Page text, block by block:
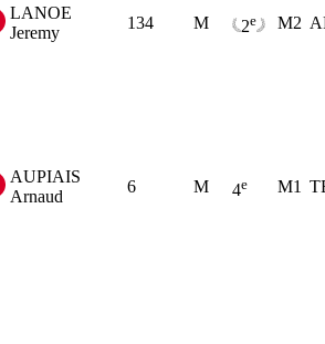
LANOE
Jeremy
134 M 2e M2
AUPIAIS
Arnaud
6 M 4e M1